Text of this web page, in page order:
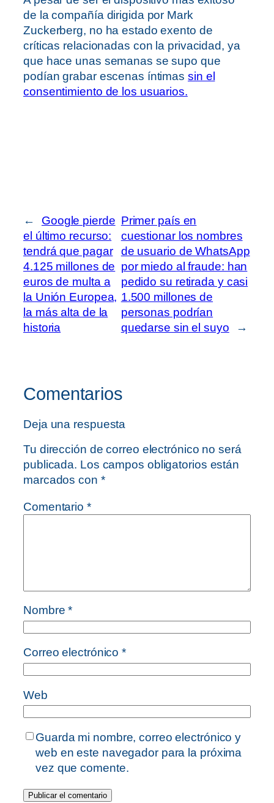
de la compañía dirigida por Mark
Zuckerberg, no ha estado exento de
críticas relacionadas con la privacidad, ya
que hace unas semanas se supo que
podían grabar escenas íntimas sin el
consentimiento de los usuarios.
←
Google pierde
el último recurso:
tendrá que pagar
4.125 millones de
euros de multa a
la Unión Europea,
la más alta de la
historia
Primer país en
cuestionar los nombres
de usuario de WhatsApp
por miedo al fraude: han
pedido su retirada y casi
1.500 millones de
personas podrían
quedarse sin el suyo
→
Comentarios
Deja una respuesta
Tu dirección de correo electrónico no será
publicada. Los campos obligatorios están
marcados con *
Comentario *
Nombre*
Correo electrónico*
Web
Guarda mi nombre, correo electrónico y
web en este navegador para la próxima
vez que comente.